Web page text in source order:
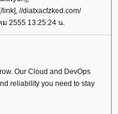
//diatxacfzked.com/
ม 2555 13:25:24 น.
Our Cloud and DevOps
reliability you need to stay